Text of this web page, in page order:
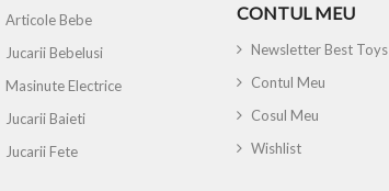
Articole Bebe
Jucarii Bebelusi
Masinute Electrice
Jucarii Baieti
Jucarii Fete
CONTUL MEU
Newsletter Best Toys
Contul Meu
Cosul Meu
Wishlist